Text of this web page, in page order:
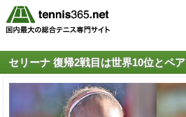
セリーナ 復帰2戦目は世界10位とペア